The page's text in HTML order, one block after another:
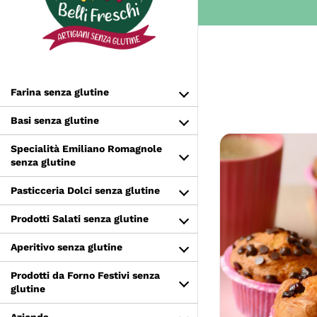
contenuto
Farina senza glutine
Basi senza glutine
Specialità Emiliano Romagnole
senza glutine
Pasticceria Dolci senza glutine
Prodotti Salati senza glutine
Aperitivo senza glutine
Prodotti da Forno Festivi senza
glutine
SCEGLI